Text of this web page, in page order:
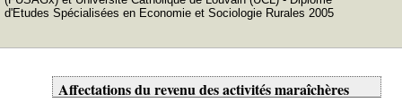
d'Etudes Spécialisées en Economie et Sociologie Rurales 2005
Affectations du revenu des activités maraîchères